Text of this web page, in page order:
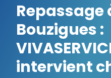
Repassage
Bouzigues :
intervient